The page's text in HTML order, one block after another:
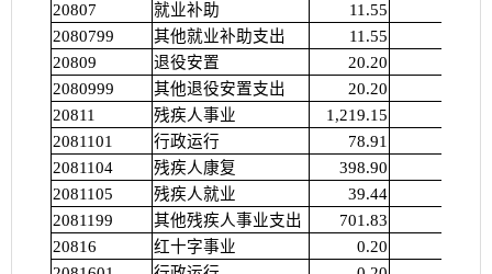
20807 就业补助
11.55
2080799
其他就业补助支出
11.55
20809
退役安置
20.20
2080999
其他退役安置支出
20.20
20811
残疾人事业
1,219.15
2081101
行政运行
78.91
2081104
残疾人康复
398.90
2081105
残疾人就业
39.44
2081199
其他残疾人事业支出
701.83
20816
红十字事业
0.20